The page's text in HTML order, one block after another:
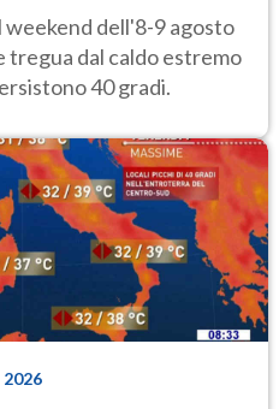
dell'8-9 agosto
tregua dal caldo estremo
40 gradi.